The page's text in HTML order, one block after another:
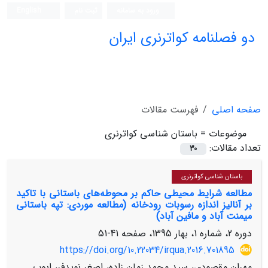
دو فصلنامه کواترنری ایران
صفحه اصلی
فهرست مقالات
موضوعات = باستان شناسی کواترنری
تعداد مقالات:
30
باستان شناسی کواترنری
مطالعه شرایط محیطی حاکم بر محوطه‌های باستانی با تاکید
بر آنالیز اندازه رسوبات رودخانه (مطالعه موردی: تپه باستانی
میمنت آباد و مافین آباد)
دوره 2، شماره 1، بهار 1395، صفحه
41-51
https://doi.org/10.22034/irqua.2016.701895